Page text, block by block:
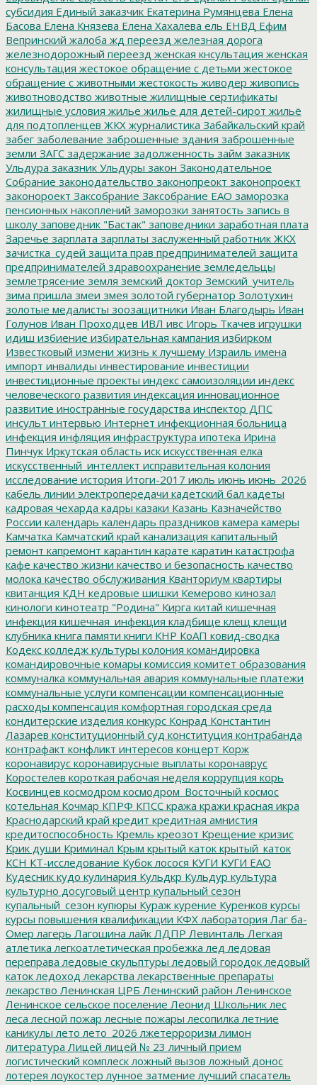
субсидия Единый заказчик Екатерина Румянцева Елена
Басова Елена Князева Елена Хахалева ель ЕНВД Ефим
Вепринский жалоба жд переезд железная дорога
железнодорожный переезд женская кнсультация женская
консультация жестокое обращение с детьми жестокое
обращение с животными жестокость живодер живопись
животноводство животные жилищные сертификаты
жилищные условия жилье жилье для детей-сирот жильё
для подтопленцев ЖКХ журналистика Забайкальский край
забег заболевание заброшенные здания заброшенные
земли ЗАГС задержание задолженность займ заказник
Ульдура заказник Ульдуры закон Законодательное
Собрание законодательство законопреокт законопроект
законороект Заксобрание Заксобрание ЕАО заморозка
пенсионных накоплений заморозки занятость запись в
школу заповедник "Бастак" заповедники заработная плата
Заречье зарплата зарплаты заслуженный работник ЖКХ
зачистка_судей защита прав предпринимателей защита
предпринимателей здравоохранение земледельцы
землетрясение земля земский доктор Земский_учитель
зима пришла змеи змея золотой губернатор Золотухин
золотые медалисты зоозащитники Иван Благодырь Иван
Голунов Иван Проходцев ИВЛ ивс Игорь Ткачев игрушки
идиш избиение избирательная кампания избирком
Известковый измени жизнь к лучшему Израиль имена
импорт инвалиды инвестирование инвестиции
инвестиционные проекты индекс самоизоляции индекс
человеческого развития индексация инновационное
развитие иностранные государства инспектор ДПС
инсульт интервью Интернет инфекционная больница
инфекция инфляция инфраструктура ипотека Ирина
Пинчук Иркутская область иск искусственная елка
искусственный_интеллект исправительная колония
исследование история Итоги-2017 июль июнь июнь_2026
кабель линии электропередачи кадетский бал кадеты
кадровая чехарда кадры казаки Казань Казначейство
России календарь календарь праздников камера камеры
Камчатка Камчатский край канализация капитальный
ремонт капремонт карантин карате каратин катастрофа
кафе качество жизни качество и безопасность качество
молока качество обслуживания Кванториум квартиры
квитанция КДН кедровые шишки Кемерово кинозал
кинологи кинотеатр "Родина" Кирга китай кишечная
инфекция кишечная_инфекция кладбище клещ клещи
клубника книга памяти книги КНР КоАП ковид-сводка
Кодекс колледж культуры колония командировка
командировочные комары комиссия комитет образования
коммуналка коммунальная авария коммунальные платежи
коммунальные услуги компенсации компенсационные
расходы компенсация комфортная городская среда
кондитерские изделия конкурс Конрад Константин
Лазарев конституционный суд конституция контрабанда
контрафакт конфликт интересов концерт Корж
коронавирус коронавирусные выплаты коронаврус
Коростелев короткая рабочая неделя коррупция корь
Косвинцев космодром космодром_Восточный космос
котельная Кочмар КПРФ КПСС кража кражи красная икра
Краснодарский край кредит кредитная амнистия
кредитоспособность Кремль креозот Крещение кризис
Крик души Криминал Крым крытый каток крытый_каток
КСН КТ-исследование Кубок лосося КУГИ КУГИ ЕАО
Кудесник кудо кулинария Кульдкр Кульдур культура
культурно досуговый центр купальный сезон
купальный_сезон купюры Кураж курение Куренков курсы
курсы повышения квалификации КФХ лаборатория Лаг ба-
Омер лагерь Лагошина лайк ЛДПР Левинталь Легкая
атлетика легкоатлетическая пробежка лед ледовая
переправа ледовые скульптуры ледовый городок ледовый
каток ледоход лекарства лекарственные препараты
лекарство Ленинская ЦРБ Ленинский район Ленинское
Ленинское сельское поселение Леонид Школьник лес
леса лесной пожар лесные пожары лесопилка летние
каникулы лето лето_2026 лжетерроризм лимон
литература Лицей лицей № 23 личный прием
логистический комплеск ложный вызов ложный донос
лотерея лоукостер лунное затмение лучший спасатель